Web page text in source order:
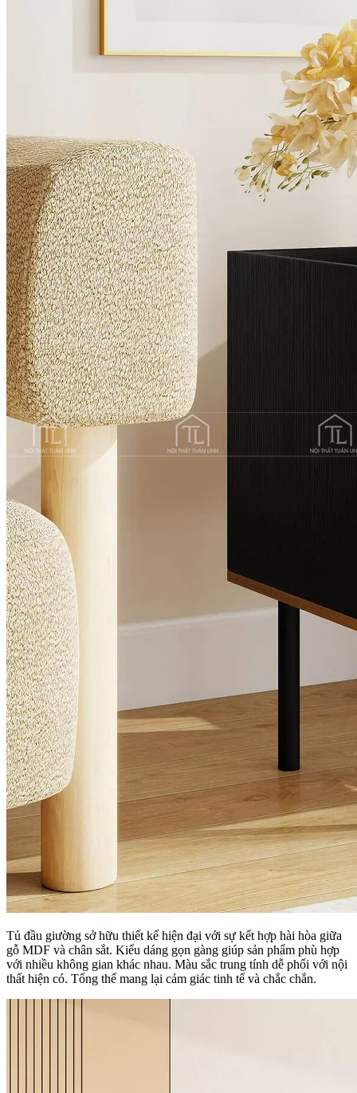
Tủ đầu giường sở hữu thiết kế hiện đại với sự kết hợp hài hòa giữa
gỗ MDF và chân sắt. Kiểu dáng gọn gàng giúp sản phẩm phù hợp
với nhiều không gian khác nhau. Màu sắc trung tính dễ phối với nội
thất hiện có. Tổng thể mang lại cảm giác tinh tế và chắc chắn.